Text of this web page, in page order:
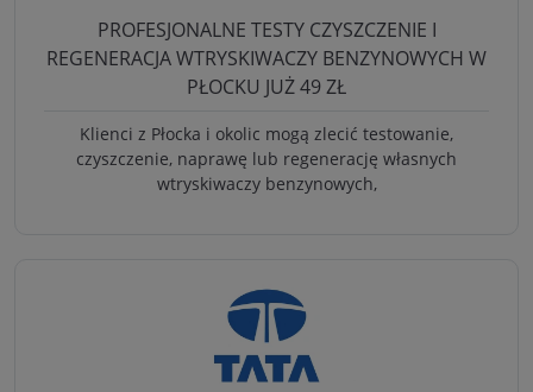
PROFESJONALNE TESTY CZYSZCZENIE I
REGENERACJA WTRYSKIWACZY BENZYNOWYCH W
PŁOCKU JUŻ 49 ZŁ
Klienci z Płocka i okolic mogą zlecić testowanie,
czyszczenie, naprawę lub regenerację własnych
wtryskiwaczy benzynowych,